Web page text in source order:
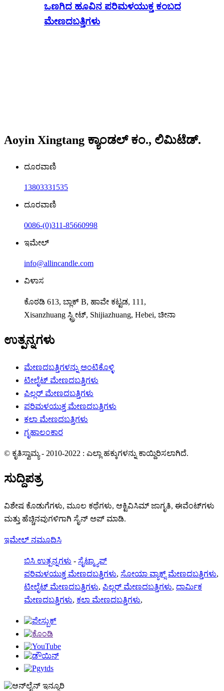
ಒಣಗಿದ ಹೂವಿನ ಪರಿಮಳಯುಕ್ತ ಕಂಬದ
ಮೇಣದಬತ್ತಿಗಳು
Aoyin Xingtang ಕ್ಯಾಂಡಲ್ ಕಂ., ಲಿಮಿಟೆಡ್.
ದೂರವಾಣಿ
13803331535
ದೂರವಾಣಿ
0086-(0)311-85660998
ಇಮೇಲ್
info@allincandle.com
ವಿಳಾಸ
ಕೊಠಡಿ 613, ಬ್ಲಾಕ್ B, ಹಾವೇ ಕಟ್ಟಡ, 111,
Xisanzhuang ಸ್ಟ್ರೀಟ್, Shijiazhuang, Hebei, ಚೀನಾ
ಉತ್ಪನ್ನಗಳು
ಮೇಣದಬತ್ತಿಗಳನ್ನು ಅಂಟಿಕೊಳ್ಳಿ
ಟೀಲೈಟ್ ಮೇಣದಬತ್ತಿಗಳು
ಪಿಲ್ಲರ್ ಮೇಣದಬತ್ತಿಗಳು
ಪರಿಮಳಯುಕ್ತ ಮೇಣದಬತ್ತಿಗಳು
ಕಲಾ ಮೇಣದಬತ್ತಿಗಳು
ಗೃಹಾಲಂಕಾರ
© ಕೃತಿಸ್ವಾಮ್ಯ - 2010-2022 : ಎಲ್ಲಾ ಹಕ್ಕುಗಳನ್ನು ಕಾಯ್ದಿರಿಸಲಾಗಿದೆ.
ಸುದ್ದಿಪತ್ರ
ವಿಶೇಷ ಕೊಡುಗೆಗಳು, ಮೂಲ ಕಥೆಗಳು, ಆಕ್ಟಿವಿಸಿಮ್ ಜಾಗೃತಿ, ಈವೆಂಟ್‌ಗಳು
ಮತ್ತು ಹೆಚ್ಚಿನವುಗಳಿಗಾಗಿ ಸೈನ್ ಅಪ್ ಮಾಡಿ.
ಇಮೇಲ್ ನಮೂದಿಸಿ
ಬಿಸಿ ಉತ್ಪನ್ನಗಳು - ಸೈಟ್ಮ್ಯಾಪ್
ಪರಿಮಳಯುಕ್ತ ಮೇಣದಬತ್ತಿಗಳು, ಸೋಯಾ ವ್ಯಾಕ್ಸ್ ಮೇಣದಬತ್ತಿಗಳು,
ಟೀಲೈಟ್ ಮೇಣದಬತ್ತಿಗಳು, ಪಿಲ್ಲರ್ ಮೇಣದಬತ್ತಿಗಳು, ಧಾರ್ಮಿಕ
ಮೇಣದಬತ್ತಿಗಳು, ಕಲಾ ಮೇಣದಬತ್ತಿಗಳು,